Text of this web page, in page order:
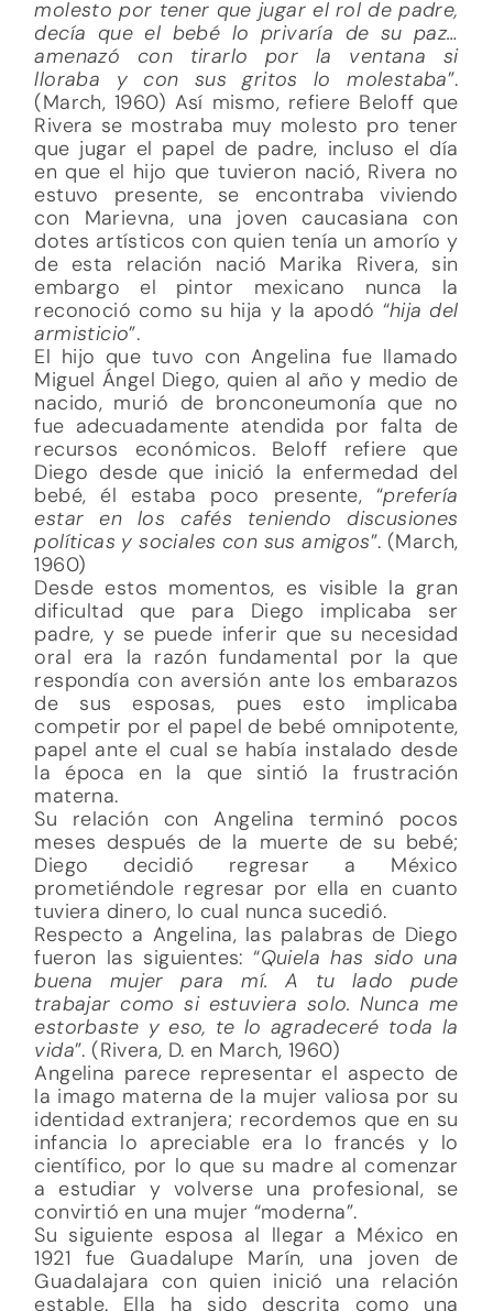
molesto por tener que jugar el rol de padre,
decía que el bebé lo privaría de su paz…
amenazó con tirarlo por la ventana si
lloraba y con sus gritos lo molestaba”.
(March, 1960) Así mismo, refiere Beloff que
Rivera se mostraba muy molesto pro tener
que jugar el papel de padre, incluso el día
en que el hijo que tuvieron nació, Rivera no
estuvo presente, se encontraba viviendo
con Marievna, una joven caucasiana con
dotes artísticos con quien tenía un amorío y
de esta relación nació Marika Rivera, sin
embargo el pintor mexicano nunca la
reconoció como su hija y la apodó “hija del
armisticio”.
El hijo que tuvo con Angelina fue llamado
Miguel Ángel Diego, quien al año y medio de
nacido, murió de bronconeumonía que no
fue adecuadamente atendida por falta de
recursos económicos. Beloff refiere que
Diego desde que inició la enfermedad del
bebé, él estaba poco presente, “prefería
estar en los cafés teniendo discusiones
políticas y sociales con sus amigos”. (March,
1960)
Desde estos momentos, es visible la gran
dificultad que para Diego implicaba ser
padre, y se puede inferir que su necesidad
oral era la razón fundamental por la que
respondía con aversión ante los embarazos
de sus esposas, pues esto implicaba
competir por el papel de bebé omnipotente,
papel ante el cual se había instalado desde
la época en la que sintió la frustración
materna.
Su relación con Angelina terminó pocos
meses después de la muerte de su bebé;
Diego decidió regresar a México
prometiéndole regresar por ella en cuanto
tuviera dinero, lo cual nunca sucedió.
Respecto a Angelina, las palabras de Diego
fueron las siguientes: “Quiela has sido una
buena mujer para mí. A tu lado pude
trabajar como si estuviera solo. Nunca me
estorbaste y eso, te lo agradeceré toda la
vida”. (Rivera, D. en March, 1960)
Angelina parece representar el aspecto de
la imago materna de la mujer valiosa por su
identidad extranjera; recordemos que en su
infancia lo apreciable era lo francés y lo
científico, por lo que su madre al comenzar
a estudiar y volverse una profesional, se
convirtió en una mujer “moderna”.
Su siguiente esposa al llegar a México en
1921 fue Guadalupe Marín, una joven de
Guadalajara con quien inició una relación
estable. Ella ha sido descrita como una